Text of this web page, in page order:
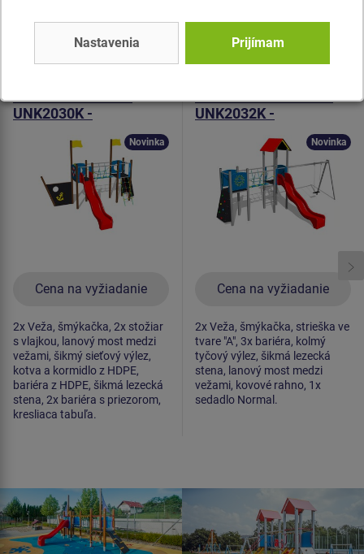
Podobný tovar
Herná zostava loď
UNK2030K -
Cena na vyžiadanie
Novinka
2x Veža, šmýkačka, 2x stožiar
s vlajkou, lanový most medzi
vežami, šikmý sieťový výlez,
kotva a kormidlo z HDPE,
bariéra z HDPE, šikmá lezecká
stena, 2x bariéra s priezorom,
kresliaca tabuľa.
Herná zostava klasik
UNK2032K -
Cena na vyžiadanie
Novinka
2x Veža, šmýkačka, strieška ve
tvare "A", 3x bariéra, kolmý
tyčový výlez, šikmá lezecká
stena, lanový most medzi
vežami, kovové rahno, 1x
sedadlo Normal.
Nastavenia Prijímam